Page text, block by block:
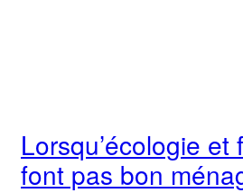
Lorsqu’écologie et
font pas bon